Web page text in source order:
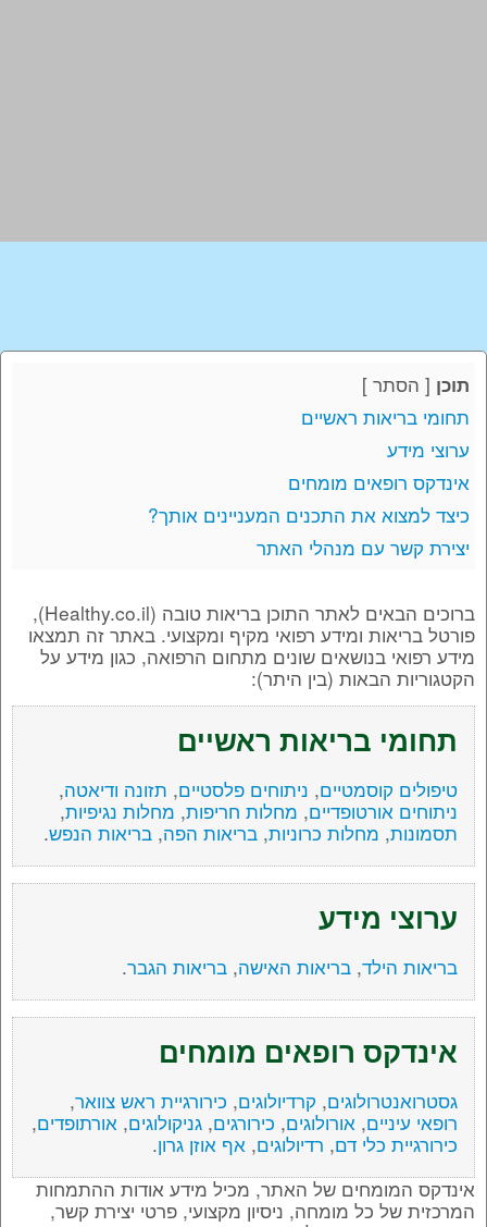
תוכן [ הסתר ]
תחומי בריאות ראשיים
ערוצי מידע
אינדקס רופאים מומחים
כיצד למצוא את התכנים המעניינים אותך?
יצירת קשר עם מנהלי האתר
ברוכים הבאים לאתר התוכן בריאות טובה (Healthy.co.il),
פורטל בריאות ומידע רפואי מקיף ומקצועי. באתר זה תמצאו
מידע רפואי בנושאים שונים מתחום הרפואה, כגון מידע על
הקטגוריות הבאות (בין היתר):
תחומי בריאות ראשיים
טיפולים קוסמטיים, ניתוחים פלסטיים, תזונה ודיאטה,
ניתוחים אורטופדיים, מחלות חריפות, מחלות נגיפיות,
תסמונות, מחלות כרוניות, בריאות הפה, בריאות הנפש.
ערוצי מידע
בריאות הילד, בריאות האישה, בריאות הגבר.
אינדקס רופאים מומחים
גסטרואנטרולוגים, קרדיולוגים, כירורגיית ראש צוואר,
רופאי עיניים, אורולוגים, כירורגים, גניקולוגים, אורתופדים,
כירורגיית כלי דם, רדיולוגים, אף אוזן גרון.
אינדקס המומחים של האתר, מכיל מידע אודות ההתמחות
המרכזית של כל מומחה, ניסיון מקצועי, פרטי יצירת קשר,